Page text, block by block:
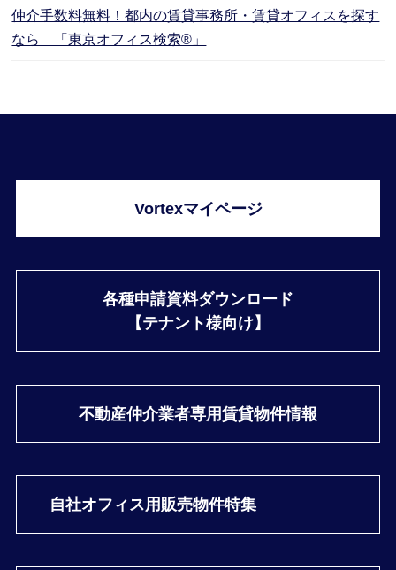
仲介手数料無料！都内の賃貸事務所・賃貸オフィスを探す
なら 「東京オフィス検索®」
Vortexマイページ
各種申請資料ダウンロード
【テナント様向け】
不動産仲介業者専用賃貸物件情報
自社オフィス用販売物件特集